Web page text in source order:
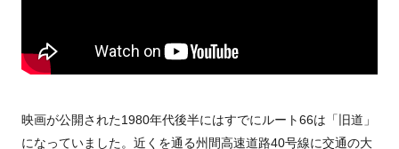
映画が公開された1980年代後半にはすでにルート66は「旧道」
になっていました。近くを通る州間高速道路40号線に交通の大